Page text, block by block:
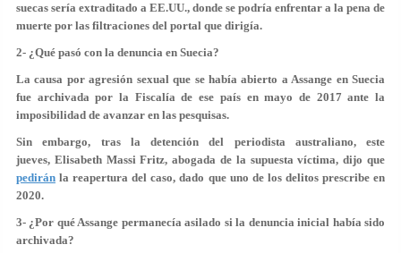
suecas sería extraditado a EE.UU., donde se podría enfrentar a la pena de
muerte por las filtraciones del portal que dirigía.
2- ¿Qué pasó con la denuncia en Suecia?
La causa por agresión sexual que se había abierto a Assange en Suecia
fue archivada por la Fiscalía de ese país en mayo de 2017 ante la
imposibilidad de avanzar en las pesquisas.
Sin embargo, tras la detención del periodista australiano, este
jueves, Elisabeth Massi Fritz, abogada de la supuesta víctima, dijo que
pedirán la reapertura del caso, dado que uno de los delitos prescribe en
2020.
3- ¿Por qué Assange permanecía asilado si la denuncia inicial había sido
archivada?